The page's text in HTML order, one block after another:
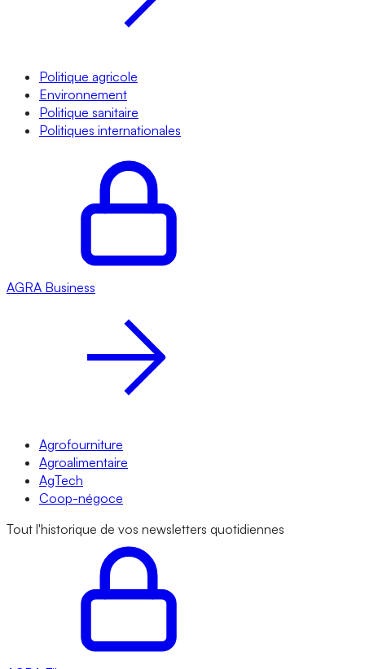
Politique agricole
Environnement
Politique sanitaire
Politiques internationales
AGRA Business
Agrofourniture
Agroalimentaire
AgTech
Coop-négoce
Tout l'historique de vos newsletters quotidiennes